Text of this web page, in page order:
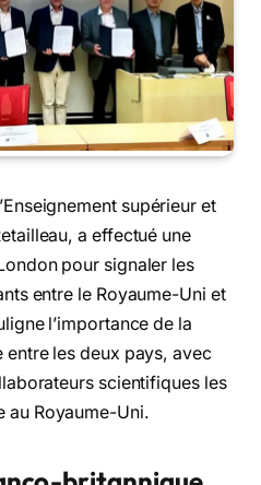
supérieur et
a effectué une
pour signaler les
entre le Royaume-Uni et
l’importance de la
les deux pays, avec
scientifiques les
au Royaume-Uni.